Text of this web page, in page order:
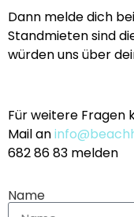
Dann melde dich
Standmieten sind
würden uns über
Für weitere Fragen
Mail an
682 86 83 melden
Name